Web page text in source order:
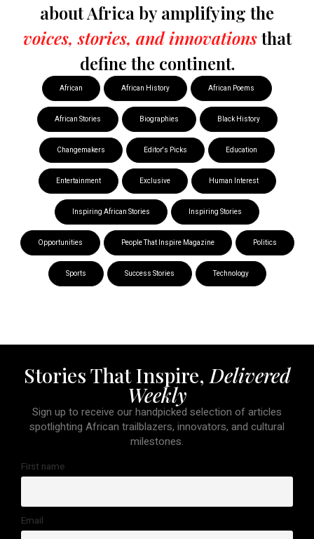
about Africa by amplifying the
voices, stories, and innovationsthat
define the continent.
African African History African Poems
African Stories Biographies Black History
Changemakers Editor's Picks Education
Entertainment Exclusive Human Interest
Inspiring African Stories Inspiring Stories
Opportunities People That Inspire Magazine Politics
Sports Success Stories Technology
Stories That Inspire,Delivered
Weekly
Sign up to receive our handpicked selection of articles
spotlighting African trailblazers, innovators, and cultural
milestones.
First name
Email